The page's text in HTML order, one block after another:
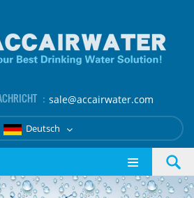
： sale@accairwater.com
Deutsch